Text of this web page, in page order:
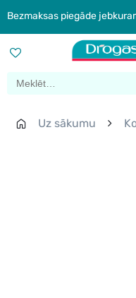
Bezmaksas piegāde
Uz sākumu